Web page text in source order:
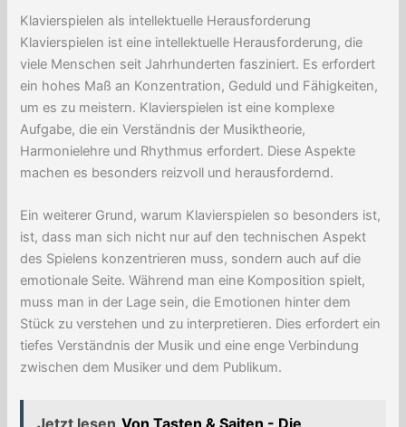
Klavierspielen als intellektuelle Herausforderung
Klavierspielen ist eine intellektuelle Herausforderung, die
viele Menschen seit Jahrhunderten fasziniert. Es erfordert
ein hohes Maß an Konzentration, Geduld und Fähigkeiten,
um es zu meistern. Klavierspielen ist eine komplexe
Aufgabe, die ein Verständnis der Musiktheorie,
Harmonielehre und Rhythmus erfordert. Diese Aspekte
machen es besonders reizvoll und herausfordernd.
Ein weiterer Grund, warum Klavierspielen so besonders ist,
ist, dass man sich nicht nur auf den technischen Aspekt
des Spielens konzentrieren muss, sondern auch auf die
emotionale Seite. Während man eine Komposition spielt,
muss man in der Lage sein, die Emotionen hinter dem
Stück zu verstehen und zu interpretieren. Dies erfordert ein
tiefes Verständnis der Musik und eine enge Verbindung
zwischen dem Musiker und dem Publikum.